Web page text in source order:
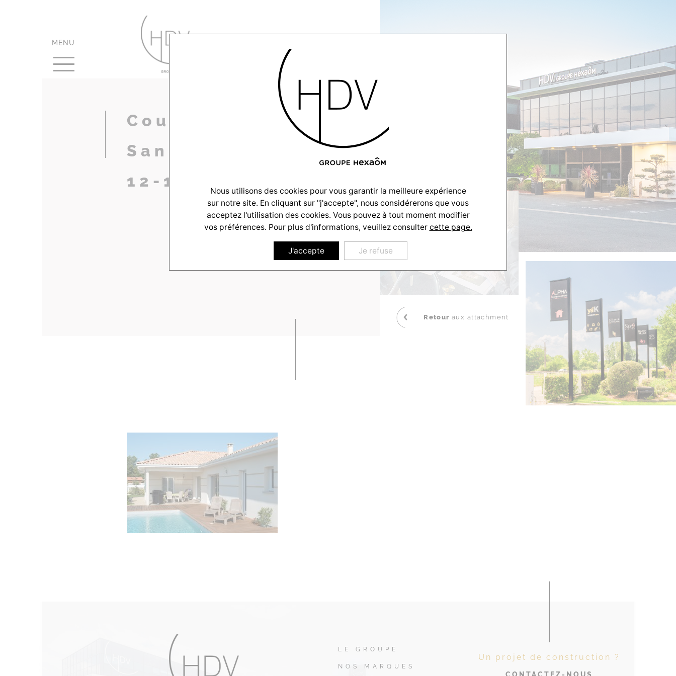
Couleur-Villas-
Sanguinet-2017-
12-14-05
Retour aux attachment
MENU
LE GROUPE
NOS MARQUES
Un projet de construction ?
Nous utilisons des cookies pour vous garantir la meilleure expérience
sur notre site. En cliquant sur "j'accepte", nous considérerons que vous
acceptez l'utilisation des cookies. Vous pouvez à tout moment modifier
vos préférences. Pour plus d'informations, veuillez consulter cette page.
J'accepte Je refuse